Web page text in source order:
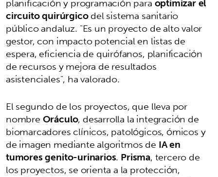
circuito quirúrgicodel sistema sanitario
público andaluz. "Es un proyecto de alto valor
gestor, con impacto potencial en listas de
espera, eficiencia de quirófanos, planificación
de recursos y mejora de resultados
asistenciales", ha valorado.
El segundo de los proyectos, que lleva por
nombreOráculo, desarrolla la integración de
biomarcadores clínicos, patológicos, ómicos y
de imagen mediante algoritmos de IA en
tumores genito-urinarios. Prisma, tercero de
los proyectos, se orienta a la protección,